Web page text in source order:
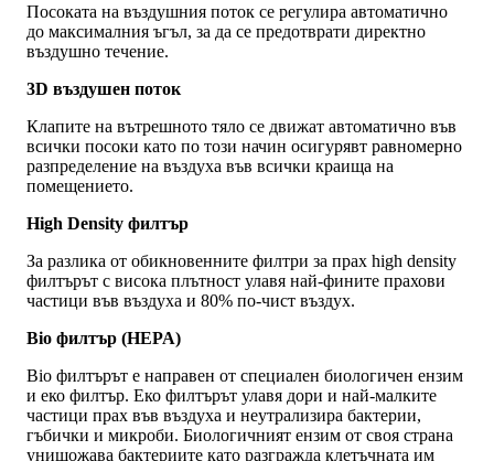
Посоката на въздушния поток се регулира автоматично
до максималния ъгъл, за да се предотврати директно
въздушно течение.
3D въздушен поток
Клапите на вътрешното тяло се движат автоматично във
всички посоки като по този начин осигурявт равномерно
разпределение на въздуха във всички краища на
помещението.
High Density филтър
За разлика от обикновенните филтри за прах high density
филтърът с висока плътност улавя най-фините прахови
частици във въздуха и 80% по-чист въздух.
Bio филтър (HEPA)
Bio филтърът е направен от специален биологичен ензим
и еко филтър. Еко филтърът улавя дори и най-малките
частици прах във въздуха и неутрализира бактерии,
гъбички и микроби. Биологичният ензим от своя страна
унищожава бактериите като разгражда клетъчната им